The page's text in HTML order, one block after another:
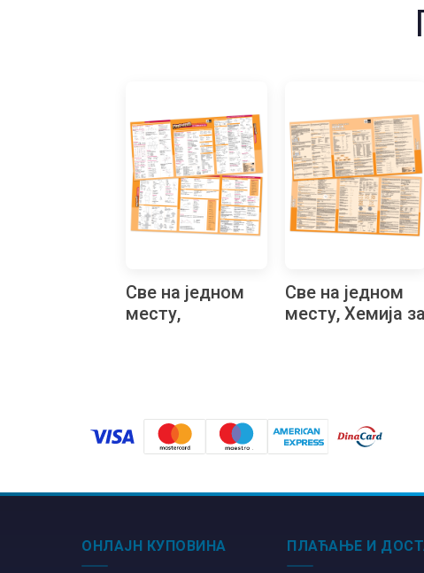
Све на једном
месту,
Све на једном
месту, Хемија за
ОНЛАЈН КУПОВИНА ПЛАЋАЊЕ И